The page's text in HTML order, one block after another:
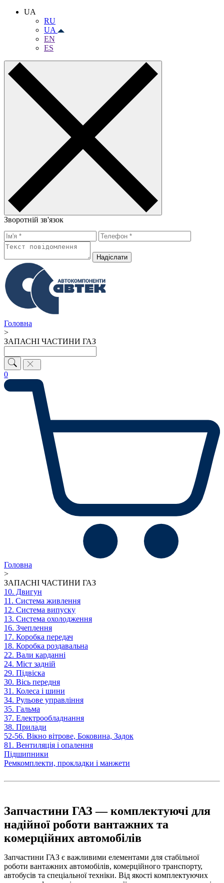
UA
RU
UA
EN
ES
Зворотній зв'язок
Надiслати
Головна
>
ЗАПАСНІ ЧАСТИНИ ГАЗ
0
Головна
>
ЗАПАСНІ ЧАСТИНИ ГАЗ
10. Двигун
11. Система живлення
12. Система випуску
13. Система охолодження
16. Зчеплення
17. Коробка передач
18. Коробка роздавальна
22. Вали карданні
24. Міст задній
29. Підвіска
30. Вісь передня
31. Колеса і шини
34. Рульове управління
35. Гальма
37. Електрообладнання
38. Прилади
52-56. Вікно вітрове, Боковина, Задок
81. Вентиляція і опалення
Підшипники
Ремкомплекти, прокладки і манжети
Запчастини ГАЗ — комплектуючі для
надійної роботи вантажних та
комерційних автомобілів
Запчастини ГАЗ є важливими елементами для стабільної
роботи вантажних автомобілів, комерційного транспорту,
автобусів та спеціальної техніки. Від якості комплектуючих